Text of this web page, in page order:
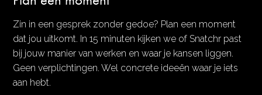
Zin in een gesprek zonder gedoe? Plan een moment
dat jou uitkomt. In 15 minuten kijken we of Snatchr past
bij jouw manier van werken en waar je kansen liggen.
Geen verplichtingen. Wel concrete ideeën waar je iets
aan hebt.